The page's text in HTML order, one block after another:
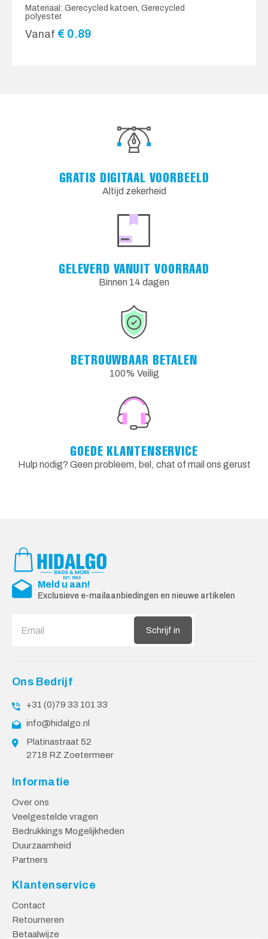
Materiaal: Gerecycled katoen, Gerecycled
polyester
Vanaf € 0.89
GRATIS DIGITAAL VOORBEELD
Altijd zekerheid
GELEVERD VANUIT VOORRAAD
Binnen 14 dagen
BETROUWBAAR BETALEN
100% Veilig
GOEDE KLANTENSERVICE
Hulp nodig? Geen probleem, bel, chat of mail ons gerust
Meld u aan!
Exclusieve e-mailaanbiedingen en nieuwe artikelen
Schrijf in
Ons Bedrijf
+31 (0)79 33 101 33
info@hidalgo.nl
Platinastraat 52
2718 RZ Zoetermeer
Informatie
Over ons
Veelgestelde vragen
Bedrukkings Mogelijkheden
Duurzaamheid
Partners
Klantenservice
Contact
Retourneren
Betaalwijze